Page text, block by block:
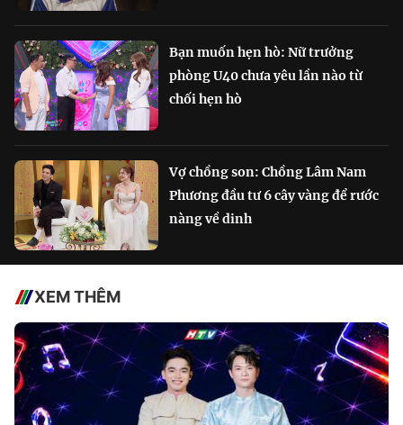
Bạn muốn hẹn hò: Nữ trưởng
phòng U40 chưa yêu lần nào từ
chối hẹn hò
Vợ chồng son: Chồng Lâm Nam
Phương đầu tư 6 cây vàng để rước
nàng về dinh
XEM THÊM